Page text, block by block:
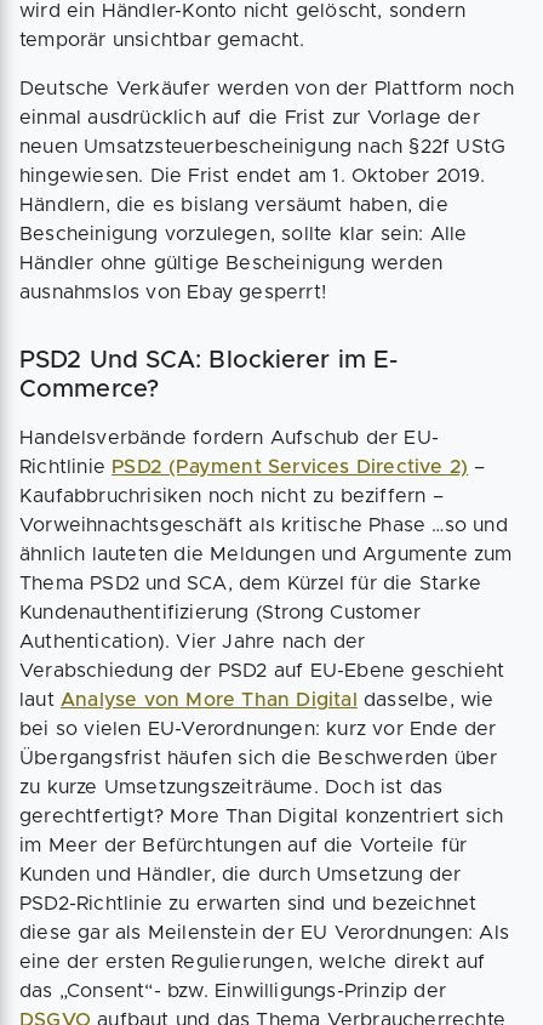
wird ein Händler-Konto nicht gelöscht, sondern
temporär unsichtbar gemacht.
Deutsche Verkäufer werden von der Plattform noch
einmal ausdrücklich auf die Frist zur Vorlage der
neuen Umsatzsteuerbescheinigung nach §22f UStG
hingewiesen. Die Frist endet am 1. Oktober 2019.
Händlern, die es bislang versäumt haben, die
Bescheinigung vorzulegen, sollte klar sein: Alle
Händler ohne gültige Bescheinigung werden
ausnahmslos von Ebay gesperrt!
PSD2 Und SCA: Blockierer im E-
Commerce?
Handelsverbände fordern Aufschub der EU-
Richtlinie PSD2 (Payment Services Directive 2) –
Kaufabbruchrisiken noch nicht zu beziffern –
Vorweihnachtsgeschäft als kritische Phase …so und
ähnlich lauteten die Meldungen und Argumente zum
Thema PSD2 und SCA, dem Kürzel für die Starke
Kundenauthentifizierung (Strong Customer
Authentication). Vier Jahre nach der
Verabschiedung der PSD2 auf EU-Ebene geschieht
laut Analyse von More Than Digital
dasselbe, wie
bei so vielen EU-Verordnungen: kurz vor Ende der
Übergangsfrist häufen sich die Beschwerden über
zu kurze Umsetzungszeiträume. Doch ist das
gerechtfertigt? More Than Digital konzentriert sich
im Meer der Befürchtungen auf die Vorteile für
Kunden und Händler, die durch Umsetzung der
PSD2-Richtlinie zu erwarten sind und bezeichnet
diese gar als Meilenstein der EU Verordnungen: Als
eine der ersten Regulierungen, welche direkt auf
das „Consent“- bzw. Einwilligungs-Prinzip der
DSGVO aufbaut und das Thema Verbraucherrechte